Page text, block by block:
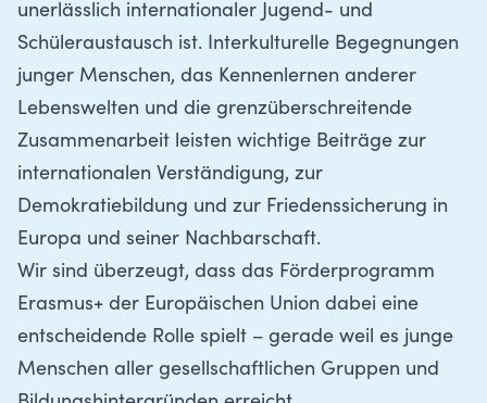
unerlässlich internationaler Jugend- und
Schüleraustausch ist. Interkulturelle Begegnungen
junger Menschen, das Kennenlernen anderer
Lebenswelten und die grenzüberschreitende
Zusammenarbeit leisten wichtige Beiträge zur
internationalen Verständigung, zur
Demokratiebildung und zur Friedenssicherung in
Europa und seiner Nachbarschaft.
Wir sind überzeugt, dass das Förderprogramm
Erasmus+ der Europäischen Union dabei eine
entscheidende Rolle spielt – gerade weil es junge
Menschen aller gesellschaftlichen Gruppen und